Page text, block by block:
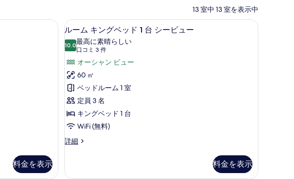
13 室中 13 室を表示中
シーツ、高級寝具、羽毛の掛け布団、ピロートップベッド
料金を表示
ル
ー
ム
キ
ン
グ
ベ
ッ
ド
1
エジプト綿のシーツ、高級寝具、羽毛の掛
5
ルーム キングベッド 1 台 シービュー
10.010 点中 10.0
最高に素晴らしい
口コミ 3 件
(口
コ
ミ
件)
オーシャン ビュー
60 ㎡
ベッドルーム 1 室
定員 3 名
キングベッド 1 台
WiFi (無料)
詳細
ル
ン
料金を表示